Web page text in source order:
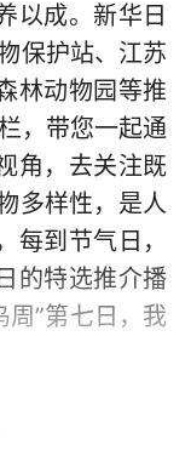
以成。新华日
保护站、江苏
林动物园等推
，带您一起通
角，去关注既
多样性，是人
每到节气日，
的特选推介播
”第七日，我